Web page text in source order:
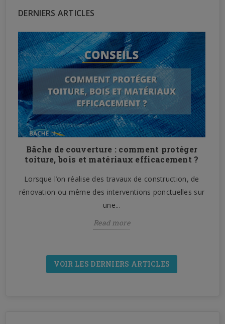
DERNIERS ARTICLES
Bâche de couverture : comment protéger
toiture, bois et matériaux efficacement ?
Lorsque l’on réalise des travaux de construction, de
rénovation ou même des interventions ponctuelles sur
une...
Read more
VOIR LES DERNIERS ARTICLES